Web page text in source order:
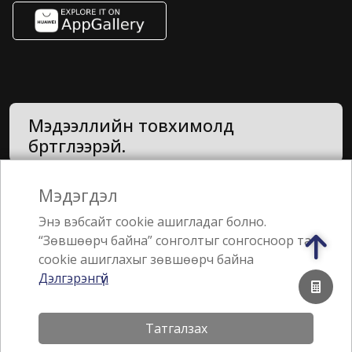
Мэдээллийн товхимолд
бүртгүүлээрэй.
Нууцлалын бодлого
Санал, хүсэлт
Jebsen & Jessen Группийн гишүүн
Мэдэгдэл
Энэ вэбсайт cookie ашигладаг болно.
“Зөвшөөрч байна” сонголтыг сонгосноор та
cookie ашиглахыг зөвшөөрч байна
Дэлгэрэнгүй
Татгалзах